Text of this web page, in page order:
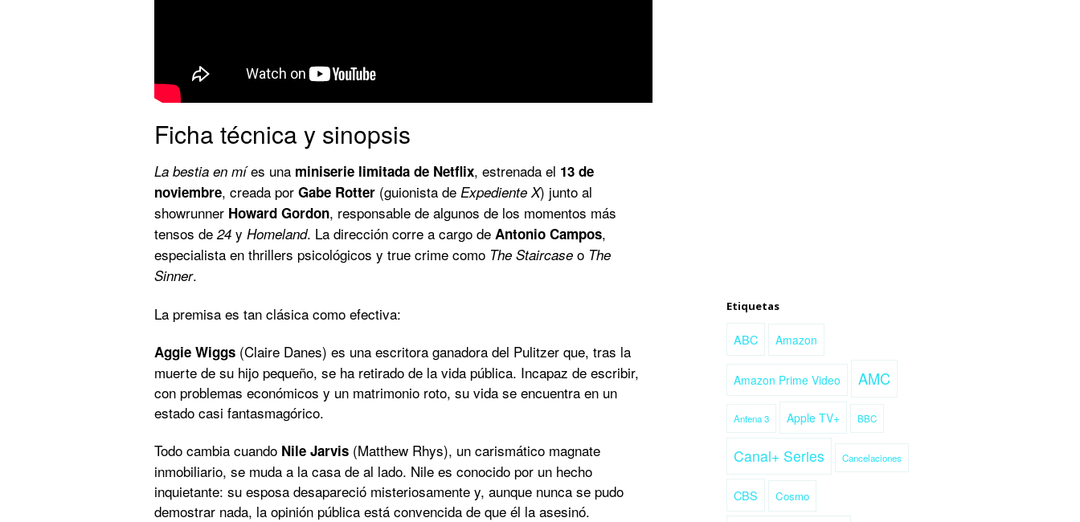
Ficha técnica y sinopsis
La bestia en míes una miniserie limitada de Netflix, estrenada el 13 de
noviembre, creada por Gabe Rotter (guionista de Expediente X) junto al
showrunner Howard Gordon, responsable de algunos de los momentos más
tensos de 24 y Homeland. La dirección corre a cargo de Antonio Campos,
especialista en thrillers psicológicos y true crime como The Staircase o The
Sinner.
La premisa es tan clásica como efectiva:
Aggie Wiggs (Claire Danes) es una escritora ganadora del Pulitzer que, tras la
muerte de su hijo pequeño, se ha retirado de la vida pública. Incapaz de escribir,
con problemas económicos y un matrimonio roto, su vida se encuentra en un
estado casi fantasmagórico.
Todo cambia cuando Nile Jarvis (Matthew Rhys), un carismático magnate
inmobiliario, se muda a la casa de al lado. Nile es conocido por un hecho
inquietante: su esposa desapareció misteriosamente y, aunque nunca se pudo
demostrar nada, la opinión pública está convencida de que él la asesinó.
Etiquetas
ABC Amazon
Amazon Prime Video AMC
Antena 3 Apple TV+ BBC
Canal+ Series Cancelaciones
CBS Cosmo